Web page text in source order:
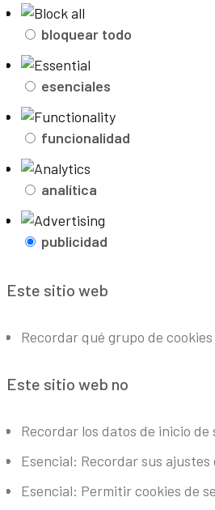
bloquear todo
esenciales
funcionalidad
analítica
publicidad
Este sitio web
Recordar qué grupo de
Este sitio web no
Recordar los datos de inicio de
Esencial: Recordar sus ajustes
Esencial: Permitir cookies de